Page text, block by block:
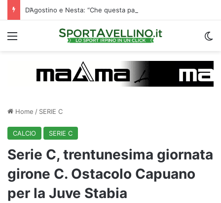
Menu
Home / SERIE C
CALCIO SERIE C
Serie C, trentunesima giornata
girone C. Ostacolo Capuano
per la Juve Stabia